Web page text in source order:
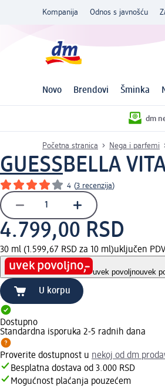
Kompanija Odnos s javnošću
Novo Brendovi Šminka
dm
Početna stranica Nega i parfemi
GUESSBELLA
4 (3 recenzija)
4.799,00 RSD
30 ml (1.599,67 RSD za 10 ml)uključen
uvek povoljnouvek
U korpu
Dostupno
Standardna isporuka 2-5 radnih dana
Proverite dostupnost u nekoj od dm
Besplatna dostava od 3.000 RSD
Mogućnost plaćanja pouzećem